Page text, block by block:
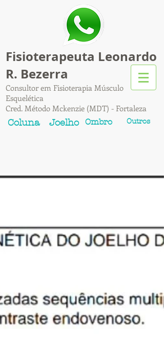
Fisioterapeuta Leonardo
R. Bezerra
Consultor em Fisioterapia Músculo
Esquelética
Cred. Método Mckenzie (MDT) - Fortaleza
Coluna Joelho Ombro Outros